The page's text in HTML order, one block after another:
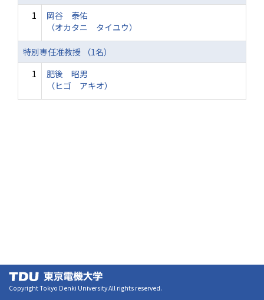
1
岡谷 泰佑
（オカタニ タイユウ）
特別専任准教授 （1名）
1
肥後 昭男
（ヒゴ アキオ）
Copyright Tokyo Denki University All rights reserved.